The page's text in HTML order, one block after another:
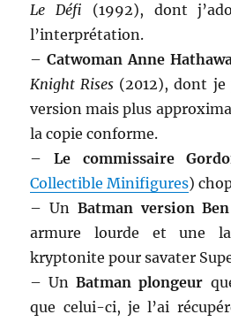
Le Défi (1992), dont
l’interprétation.
–Catwoman Anne
Knight Rises (2012), dont je
version mais plus
la copie conforme.
–Le commissaire
Collectible Minifigures)
– Un Batman version
armure lourde et une
kryptonite pour savater
– UnBatman plongeur
que celui-ci, je l’ai